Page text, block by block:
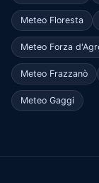
Meteo Floresta
Meteo Forza
Meteo Frazzanò
Meteo Gaggi